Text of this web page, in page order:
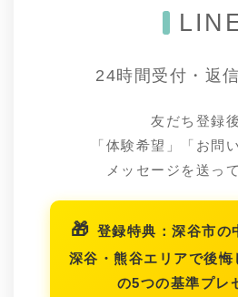
24時間受付・返
友だち登録後
「体験希望」「お問
メッセージを送っ
登録特典：深谷市の
深谷・熊谷エリアで後
の5つの基準プレ